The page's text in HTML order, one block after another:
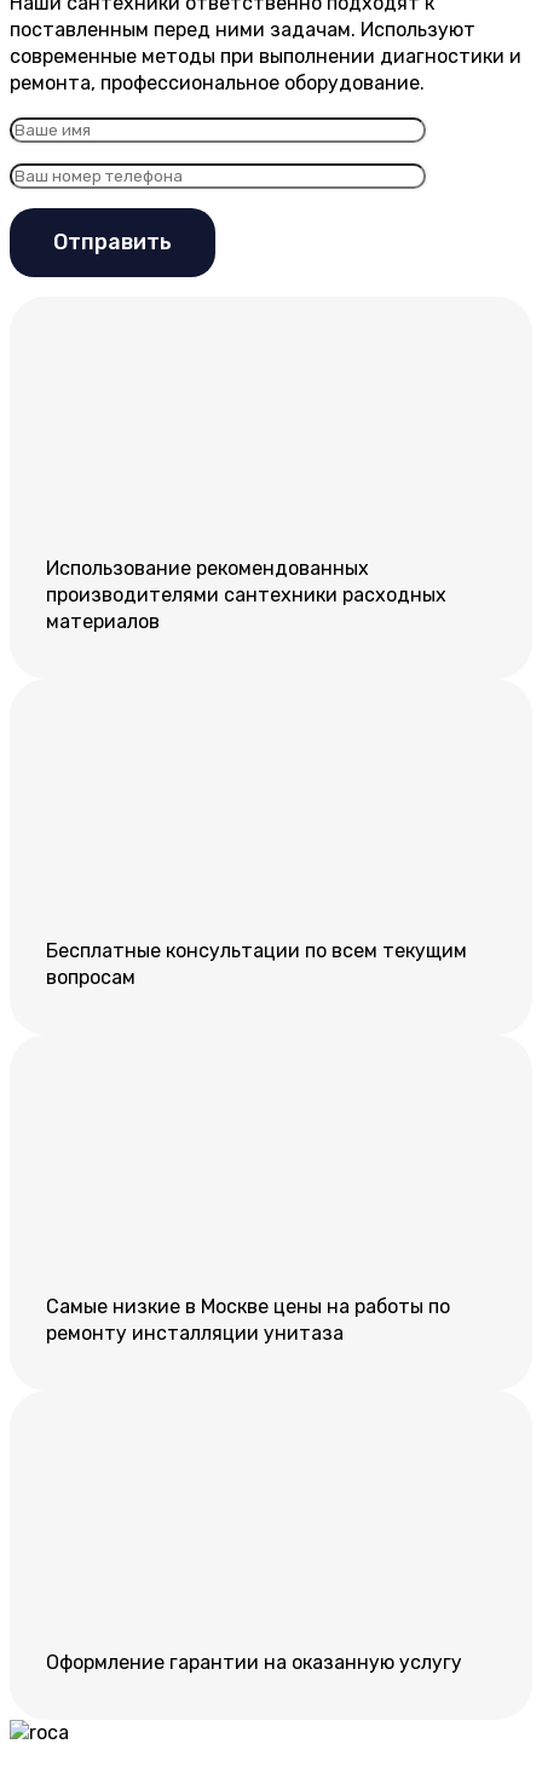
поставленным перед ними задачам. Используют
современные методы при выполнении диагностики и
ремонта, профессиональное оборудование.
Использование рекомендованных
производителями сантехники расходных
материалов
Бесплатные консультации по всем текущим
вопросам
Самые низкие в Москве цены на работы по
ремонту инсталляции унитаза
Оформление гарантии на оказанную услугу